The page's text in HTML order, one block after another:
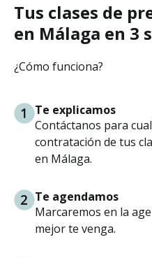
Tus clases de
en Málaga en 3
¿Cómo funciona?
Te explicamos
Contáctanos para
contratación de tus
en Málaga.
Te agendamos
Marcaremos en la
mejor te venga.